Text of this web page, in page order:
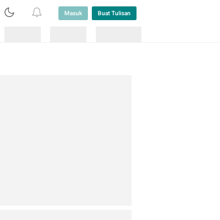
Masuk Buat Tulisan